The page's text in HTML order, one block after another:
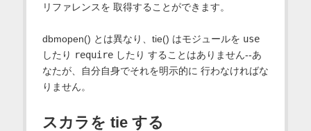
リファレンスを 取得することができます。
dbmopen() とは異なり、tie() はモジュールを use
したり requireしたり することはありません--あ
なたが、自分自身でそれを明示的に 行わなければな
りません。
スカラを tie する